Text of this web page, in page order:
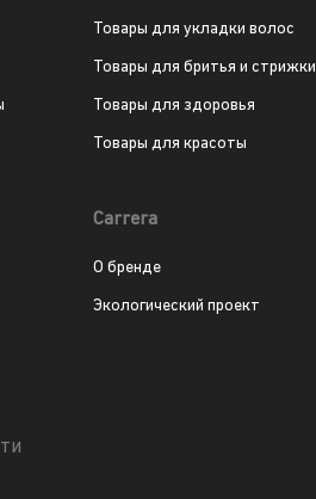
Товары для укладки волос
Товары для бритья и стрижки
Товары для здоровья
Товары для красоты
Carrera
О бренде
Экологический проект